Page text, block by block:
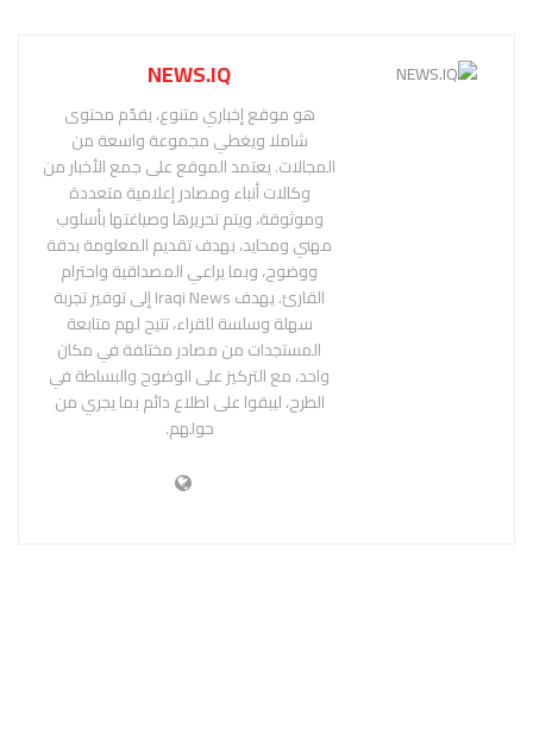
NEWS.IQ
هو موقع إخباري متنوع، يقدّم محتوى
شاملا ويغطي مجموعة واسعة من
المجالات. يعتمد الموقع على جمع الأخبار من
وكالات أنباء ومصادر إعلامية متعددة
وموثوقة، ويتم تحريرها وصياغتها بأسلوب
مهني ومحايد، بهدف تقديم المعلومة بدقة
ووضوح، وبما يراعي المصداقية واحترام
القارئ. يهدف Iraqi News إلى توفير تجربة
سهلة وسلسة للقراء، تتيح لهم متابعة
المستجدات من مصادر مختلفة في مكان
واحد، مع التركيز على الوضوح والبساطة في
الطرح، ليبقوا على اطلاع دائم بما يجري من
حولهم.